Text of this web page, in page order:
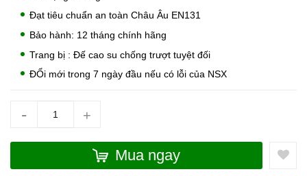
Đạt tiêu chuẩn an toàn Châu Âu EN131
Bảo hành: 12 tháng chính hãng
Trang bị : Đế cao su chống trượt tuyệt đối
ĐỔi mới trong 7 ngày đầu nếu có lỗi của NSX
- +
Mua ngay